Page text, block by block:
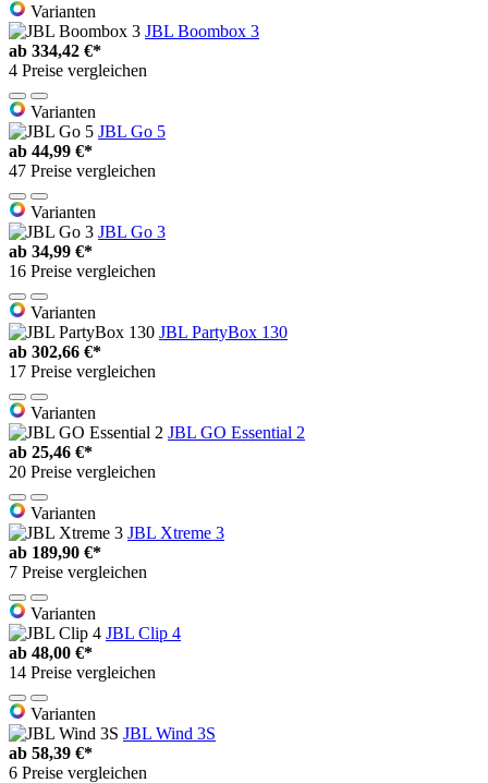
Varianten
JBL Boombox 3
ab 334,42 €*
4 Preise vergleichen
Varianten
JBL Go 5
ab 44,99 €*
47 Preise vergleichen
Varianten
JBL Go 3
ab 34,99 €*
16 Preise vergleichen
Varianten
JBL PartyBox 130
ab 302,66 €*
17 Preise vergleichen
Varianten
JBL GO Essential 2
ab 25,46 €*
20 Preise vergleichen
Varianten
JBL Xtreme 3
ab 189,90 €*
7 Preise vergleichen
Varianten
JBL Clip 4
ab 48,00 €*
14 Preise vergleichen
Varianten
JBL Wind 3S
ab 58,39 €*
6 Preise vergleichen